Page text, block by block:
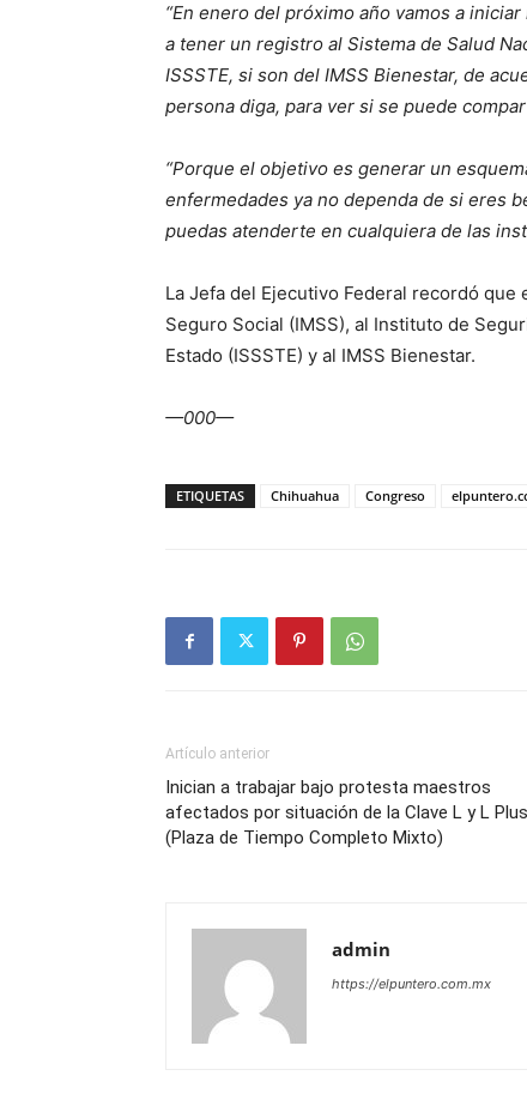
“En enero del próximo año vamos a
a tener un registro al Sistema de Salud
ISSSTE, si son del IMSS Bienestar, de
persona diga, para ver si se puede
“Porque el objetivo es generar un
enfermedades ya no dependa de si eres
puedas atenderte en cualquiera de las
La Jefa del Ejecutivo Federal recordó
Seguro Social (IMSS), al Instituto de
Estado (ISSSTE) y al IMSS Bienestar.
—000—
ETIQUETAS Chihuahua Congreso
Artículo anterior
Inician a trabajar bajo protesta maestros
afectados por situación de la Clave L y L Plus
(Plaza de Tiempo Completo Mixto)
admin
https://elpuntero.com.mx